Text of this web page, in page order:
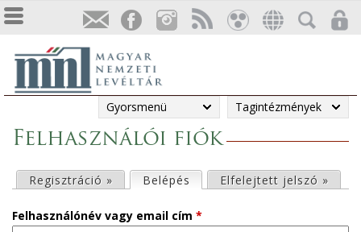
Gyorsmenü Tagintézmények
Felhasználói fiók
l
Regisztráció » Belépés (aktív fül)Elfelejtett jelszó »
Felhasználónév vagy email cím *